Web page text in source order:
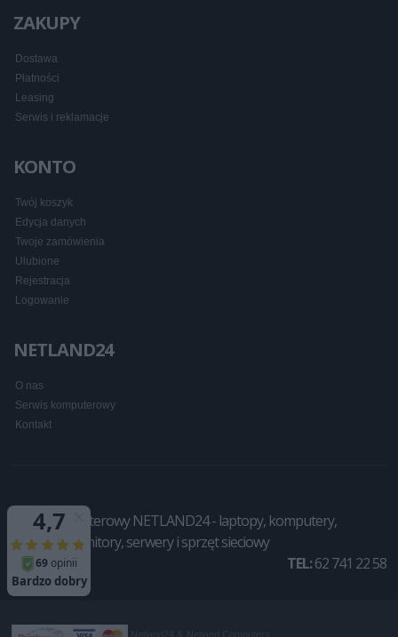
ZAKUPY
Dostawa
Płatności
Leasing
Serwis i reklamacje
KONTO
Twój koszyk
Edycja danych
Twoje zamówienia
Ulubione
Rejestracja
Logowanie
NETLAND24
O nas
Serwis komputerowy
Kontakt
Sklep komputerowy NETLAND24 - laptopy, komputery,
drukarki, monitory, serwery i sprzęt sieciowy
TEL:62 741 22 58